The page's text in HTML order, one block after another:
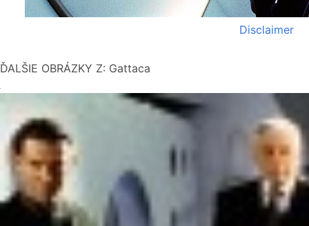
Disclaimer
ĎALŠIE OBRÁZKY Z: Gattaca